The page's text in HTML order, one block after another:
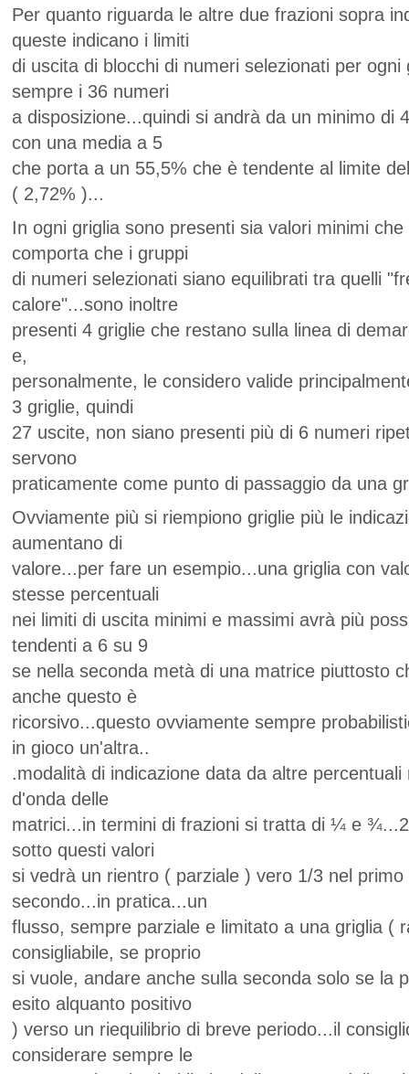
Per quanto riguarda le altre due frazioni sopra
queste indicano i limiti
di uscita di blocchi di numeri selezionati per ogni
sempre i 36 numeri
a disposizione...quindi si andrà da un minimo di
con una media a 5
che porta a un 55,5% che è tendente al limite
( 2,72% )...
In ogni griglia sono presenti sia valori minimi
comporta che i gruppi
di numeri selezionati siano equilibrati tra quelli
calore"...sono inoltre
presenti 4 griglie che restano sulla linea di
e,
personalmente, le considero valide
3 griglie, quindi
27 uscite, non siano presenti più di 6 numeri
servono
praticamente come punto di passaggio da una
Ovviamente più si riempiono griglie più le
aumentano di
valore...per fare un esempio...una griglia con
stesse percentuali
nei limiti di uscita minimi e massimi avrà più
tendenti a 6 su 9
se nella seconda metà di una matrice piuttosto
anche questo è
ricorsivo...questo ovviamente sempre
in gioco un'altra..
.modalità di indicazione data da altre
d'onda delle
matrici...in termini di frazioni si tratta di ¼ e
sotto questi valori
si vedrà un rientro ( parziale ) vero 1/3 nel
secondo...in pratica...un
flusso, sempre parziale e limitato a una griglia (
consigliabile, se proprio
si vuole, andare anche sulla seconda solo se la
esito alquanto positivo
) verso un riequilibrio di breve periodo...il
considerare sempre le